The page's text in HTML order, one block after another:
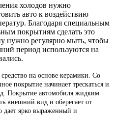
холодов нужно
авто к воздействию
Благодаря специальным
покрытиям сделать это
нужно регулярно мыть, чтобы
период используются на
на основе керамики. Со
покрытие начинает трескаться и
Покрытие автомобиля жидким
внешний вид и оберегает от
дает ярко выраженный и